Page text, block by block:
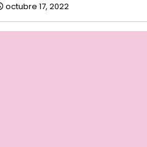
octubre 17, 2022